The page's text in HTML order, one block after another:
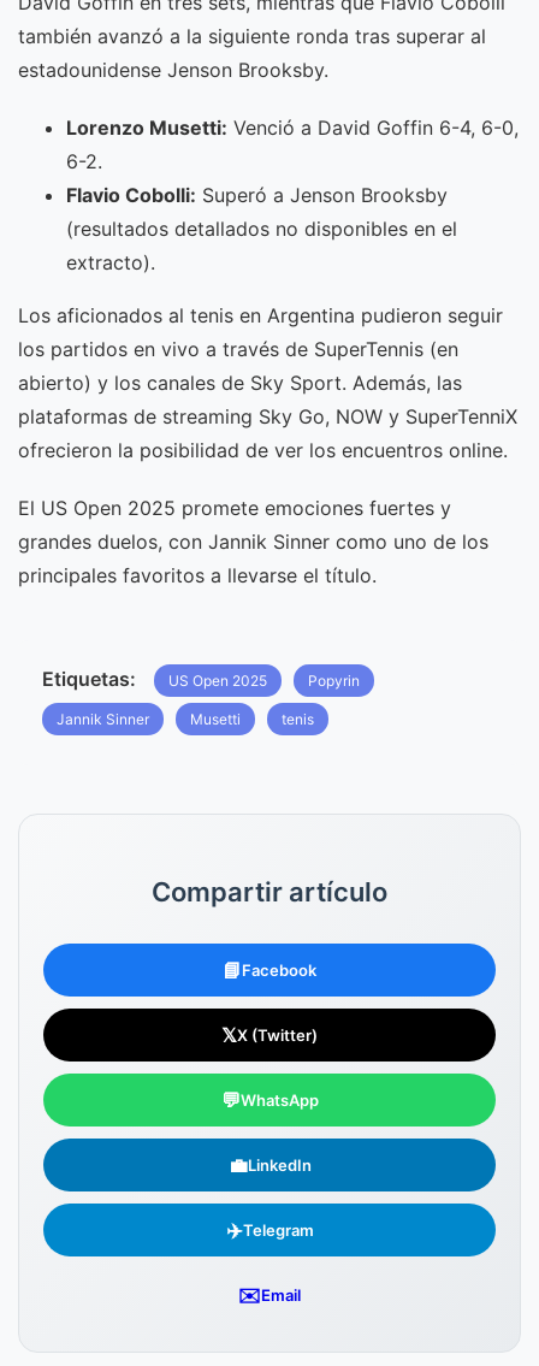
también avanzó a la siguiente ronda tras superar al
estadounidense Jenson Brooksby.
Lorenzo Musetti: Venció a David Goffin 6-4, 6-0,
6-2.
Flavio Cobolli: Superó a Jenson Brooksby
(resultados detallados no disponibles en el
extracto).
Los aficionados al tenis en Argentina pudieron seguir
los partidos en vivo a través de SuperTennis (en
abierto) y los canales de Sky Sport. Además, las
plataformas de streaming Sky Go, NOW y SuperTenniX
ofrecieron la posibilidad de ver los encuentros online.
El US Open 2025 promete emociones fuertes y
grandes duelos, con Jannik Sinner como uno de los
principales favoritos a llevarse el título.
Etiquetas: US Open 2025 Popyrin
Jannik Sinner Musetti tenis
Compartir artículo
📘Facebook
𝕏X (Twitter)
💬WhatsApp
💼LinkedIn
✈️Telegram
✉️Email